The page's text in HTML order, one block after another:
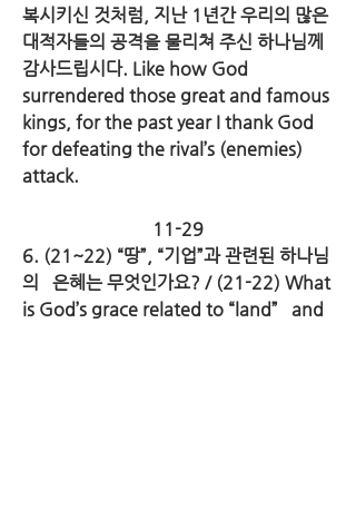
복시키신 것처럼, 지난 1년간 우리의 많은
대적자들의 공격을 물리쳐 주신 하나님께
감사드립시다. Like how God
surrendered those great and famous
kings, for the past year I thank God
for defeating the rival’s (enemies)
attack.
11-29
6. (21~22) “땅”, “기업”과 관련된 하나님
의   은혜는 무엇인가요? / (21-22) What
is God’s grace related to “land”   and